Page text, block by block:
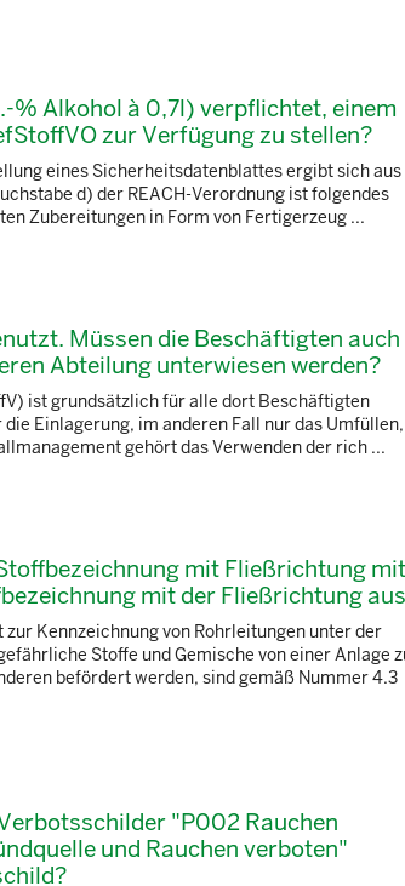
% Alkohol à 0,7l) verpflichtet, einem
zur Verfügung zu stellen?
eines Sicherheitsdatenblattes ergibt sich
d) der REACH-Verordnung ist folgendes
Zubereitungen in Form von Fertigerzeug ...
Müssen die Beschäftigten auch
Abteilung unterwiesen werden?
ist grundsätzlich für alle dort Beschäftigten
Einlagerung, im anderen Fall nur das
gehört das Verwenden der rich ...
mit Fließrichtung mit
mit der Fließrichtung
Kennzeichnung von Rohrleitungen unter der
Stoffe und Gemische von einer Anlage
befördert werden, sind gemäß Nummer 4.3
"P002 Rauchen
und Rauchen verboten"